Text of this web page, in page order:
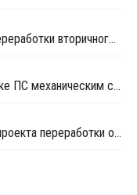
ZVENO выпустила модификатор для переработки вторичного ПС
Versalis запустила завод по переработке ПС механическим способом в Италии
Polystyvert получила финансирование проекта переработки отходов из ПС